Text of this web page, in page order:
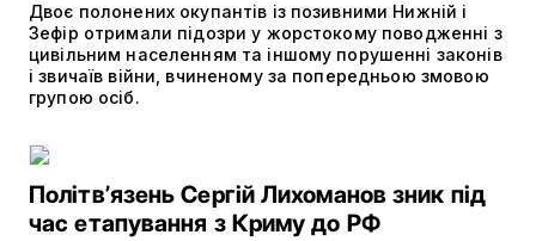
Двоє полонених окупантів із позивними Нижній і
Зефір отримали підозри у жорстокому поводженні з
цивільним населенням та іншому порушенні законів
і звичаїв війни, вчиненому за попередньою змовою
групою осіб.
Політвʼязень Сергій Лихоманов зник під
час етапування з Криму до РФ